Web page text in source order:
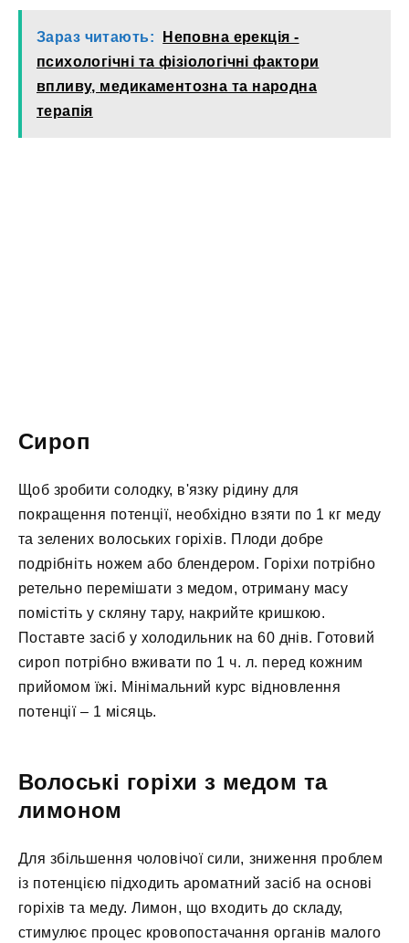
Зараз читають:
Неповна ерекція -
психологічні та фізіологічні фактори
впливу, медикаментозна та народна
терапія
Сироп
Щоб зробити солодку, в'язку рідину для
покращення потенції, необхідно взяти по 1 кг меду
та зелених волоських горіхів. Плоди добре
подрібніть ножем або блендером. Горіхи потрібно
ретельно перемішати з медом, отриману масу
помістіть у скляну тару, накрийте кришкою.
Поставте засіб у холодильник на 60 днів. Готовий
сироп потрібно вживати по 1 ч. л. перед кожним
прийомом їжі. Мінімальний курс відновлення
потенції – 1 місяць.
Волоські горіхи з медом та
лимоном
Для збільшення чоловічої сили, зниження проблем
із потенцією підходить ароматний засіб на основі
горіхів та меду. Лимон, що входить до складу,
стимулює процес кровопостачання органів малого